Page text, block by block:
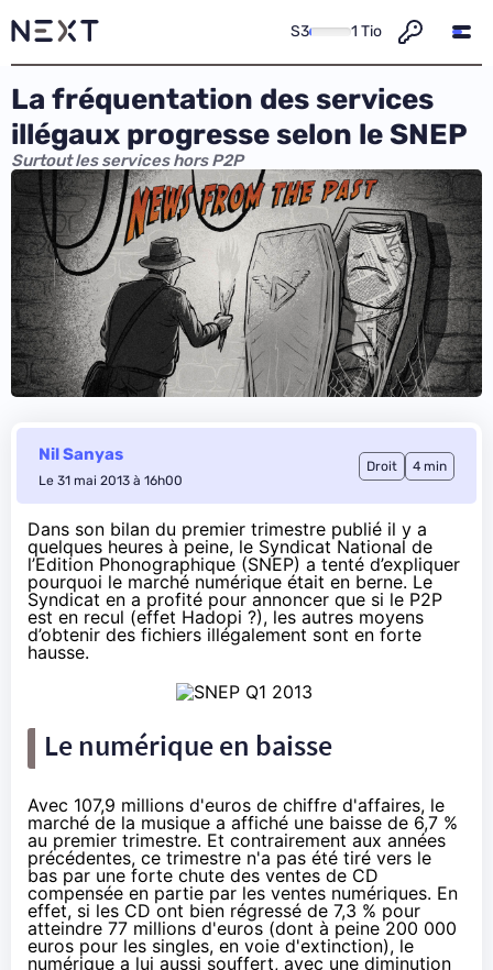
S3 1 Tio
La fréquentation des services
illégaux progresse selon le SNEP
Surtout les services hors P2P
Nil Sanyas
Le 31 mai 2013 à 16h00
Droit 4 min
Dans son bilan du premier trimestre publié il y a
quelques heures à peine, le Syndicat National de
l’Edition Phonographique (SNEP) a tenté d’expliquer
pourquoi le marché numérique était en berne. Le
Syndicat en a profité pour annoncer que si le P2P
est en recul (effet Hadopi ?), les autres moyens
d’obtenir des fichiers illégalement sont en forte
hausse.
Le numérique en baisse
Avec 107,9 millions d'euros de chiffre d'affaires, le
marché de la musique a affiché une baisse de 6,7 %
au premier trimestre. Et contrairement aux années
précédentes, ce trimestre n'a pas été tiré vers le
bas par une forte chute des ventes de CD
compensée en partie par les ventes numériques. En
effet, si les CD ont bien régressé de 7,3 % pour
atteindre 77 millions d'euros (dont à peine 200 000
euros pour les singles, en voie d'extinction), le
numérique a lui aussi souffert, avec une diminution